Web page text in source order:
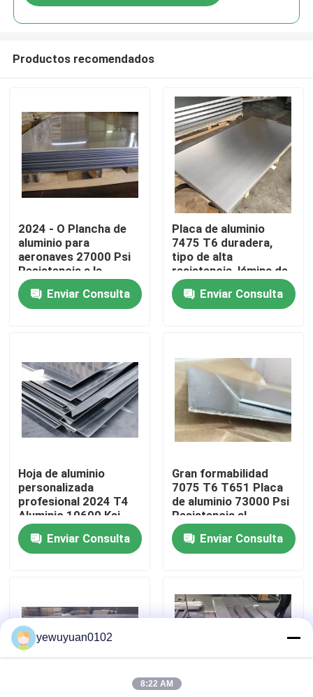
Hogar
Videos
VR Show
Sobre nosotros
Viaje de la fábrica
Control de calidad
Noticias
Productos recomendados
2024 - O Plancha de
aluminio para
aeronaves 27000 Psi
Resistencia a la
tracción Larga vida
útil
Enviar Consulta
Placa de aluminio
7475 T6 duradera,
tipo de alta
resistencia, lámina de
aluminio 7475
Enviar Consulta
Hoja de aluminio
personalizada
profesional 2024 T4
Aluminio 10600 Ksi
Módulo de elasticidad
Enviar Consulta
Gran formabilidad
7075 T6 T651 Placa
de aluminio 73000 Psi
Resistencia al
rendimiento
Enviar Consulta
yewuyuan0102
8:22 AM